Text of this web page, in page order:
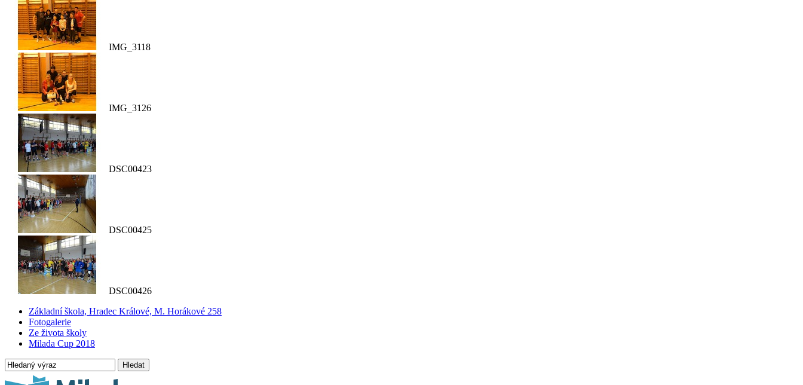
IMG_3118
IMG_3126
DSC00423
DSC00425
DSC00426
Základní škola, Hradec Králové, M. Horákové 258
Fotogalerie
Ze života školy
Milada Cup 2018
Hledat